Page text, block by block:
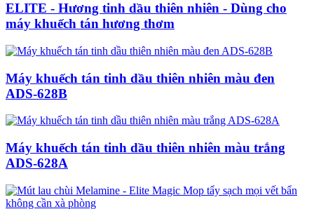
ELITE - Hương tinh dầu thiên nhiên - Dùng cho
máy khuếch tán hương thơm
Máy khuếch tán tinh dầu thiên nhiên màu đen
ADS-628B
Máy khuếch tán tinh dầu thiên nhiên màu trắng
ADS-628A